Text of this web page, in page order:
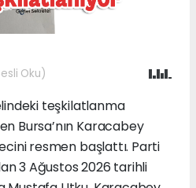
Oku)
teşkilatlanma
Bursa’nın Karacabey
resmen başlattı. Parti
3 Ağustos 2026 tarihli